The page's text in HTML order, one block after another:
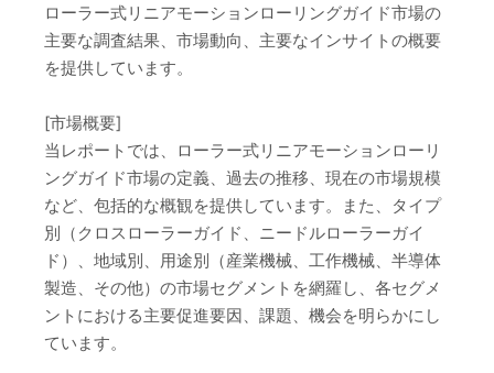
ローラー式リニアモーションローリングガイド市場の
主要な調査結果、市場動向、主要なインサイトの概要
を提供しています。
[市場概要]
当レポートでは、ローラー式リニアモーションローリ
ングガイド市場の定義、過去の推移、現在の市場規模
など、包括的な概観を提供しています。また、タイプ
別（クロスローラーガイド、ニードルローラーガイ
ド）、地域別、用途別（産業機械、工作機械、半導体
製造、その他）の市場セグメントを網羅し、各セグメ
ントにおける主要促進要因、課題、機会を明らかにし
ています。